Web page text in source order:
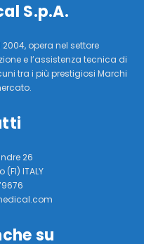
S.p.A.
opera nel settore
e l’assistenza tecnica di
tra i più prestigiosi Marchi
26
ITALY
su